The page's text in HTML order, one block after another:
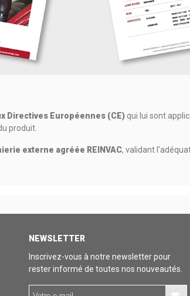
Directives Européennes (CE) qui lui sont
produit.
externe agréée REINVAC, validant
NEWSLETTER
Inscrivez-vous à notre newsletter pour
rester informé de toutes nos nouveautés.